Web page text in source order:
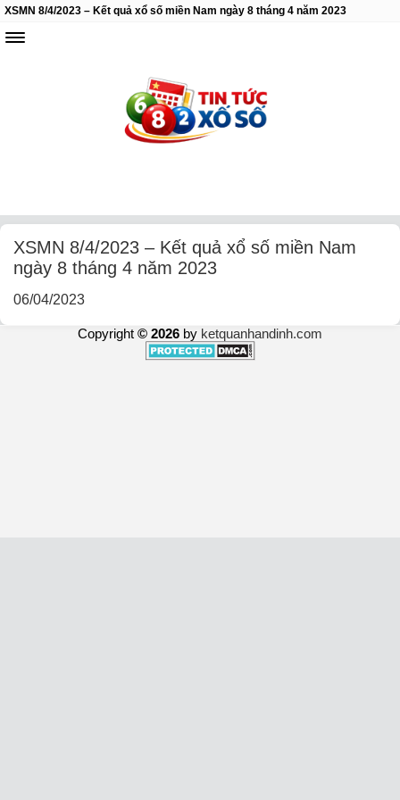
XSMN 8/4/2023 – Kết quả xổ số miền Nam ngày 8 tháng 4 năm 2023
XSMN 8/4/2023 – Kết quả xổ số miền Nam
ngày 8 tháng 4 năm 2023
06/04/2023
Copyright © 2026 by ketquanhandinh.com